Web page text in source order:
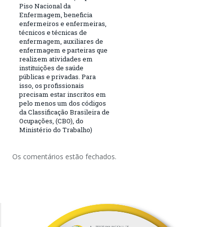
Piso Nacional da
Enfermagem, beneficia
enfermeiros e enfermeiras,
técnicos e técnicas de
enfermagem, auxiliares de
enfermagem e parteiras que
realizem atividades em
instituições de saúde
públicas e privadas. Para
isso, os profissionais
precisam estar inscritos em
pelo menos um dos códigos
da Classificação Brasileira de
Ocupações, (CBO), do
Ministério do Trabalho)
Os comentários estão fechados.